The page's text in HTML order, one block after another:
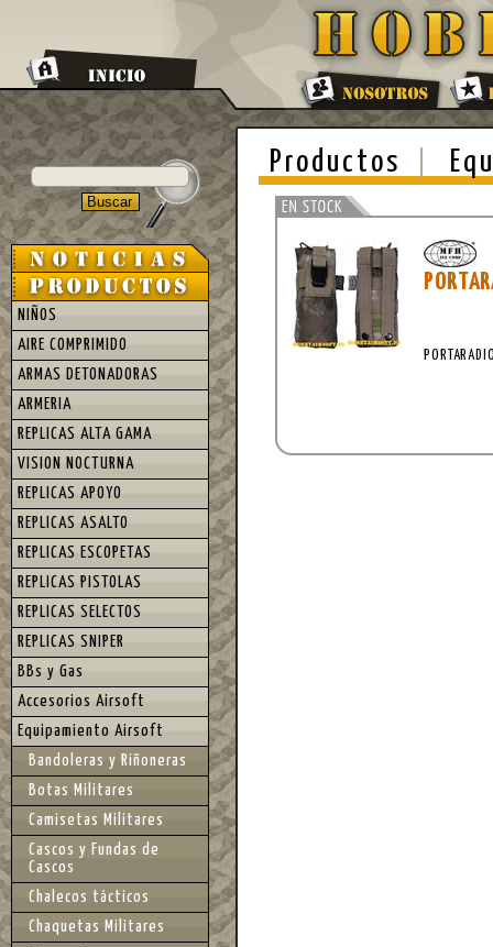
Productos
NIÑOS
AIRE COMPRIMIDO
ARMAS DETONADORAS
ARMERIA
REPLICAS ALTA GAMA
VISION NOCTURNA
REPLICAS APOYO
REPLICAS ASALTO
REPLICAS ESCOPETAS
REPLICAS PISTOLAS
REPLICAS SELECTOS
REPLICAS SNIPER
BBs y Gas
Accesorios Airsoft
Equipamiento Airsoft
Bandoleras y Riñoneras
Botas Militares
Camisetas Militares
Cascos y Fundas de
Cascos
Chalecos tácticos
Chaquetas Militares